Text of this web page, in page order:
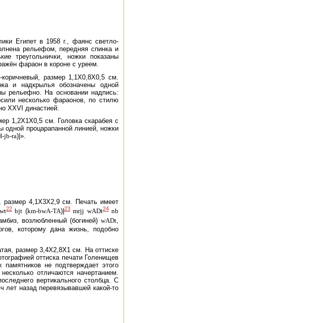
Египет в 1958 г., фаянс светло-
рельефом, передняя спинка и
треугольнички, ножки показаны
фараон в короне с уреем.
размер 1,1X0,8X0,5 см.
и надкрылья обозначены одной
рельефно. На основании надпись:
несколько фараонов, по стилю
XXVI династией.
1,2X1X0,5 см. Головка скарабея с
одной процарапанной линией, ножки
jb-ra)|».
4,1X3X2,9 см. Печать имеет
22 bjt (km-bwA-TA)|23 mrjj wADt24 nb
возлюбленный (богиней)wADt,
которому дана жизнь, подобно
размер 3,4X2,8X1 см. На оттиске
оттиска печати Голенищев
не подтверждает этого
отличаются начертанием.
вертикального столбца. С
лет назад перевязывавшей какой-то